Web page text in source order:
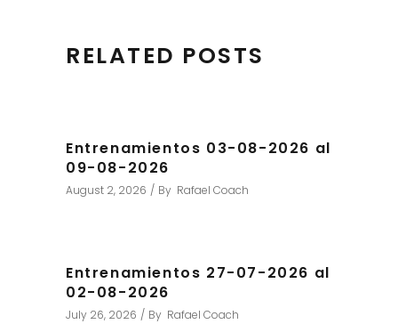
RELATED POSTS
Entrenamientos 03-08-2026 al
09-08-2026
August 2, 2026 By Rafael Coach
Entrenamientos 27-07-2026 al
02-08-2026
July 26, 2026 By Rafael Coach